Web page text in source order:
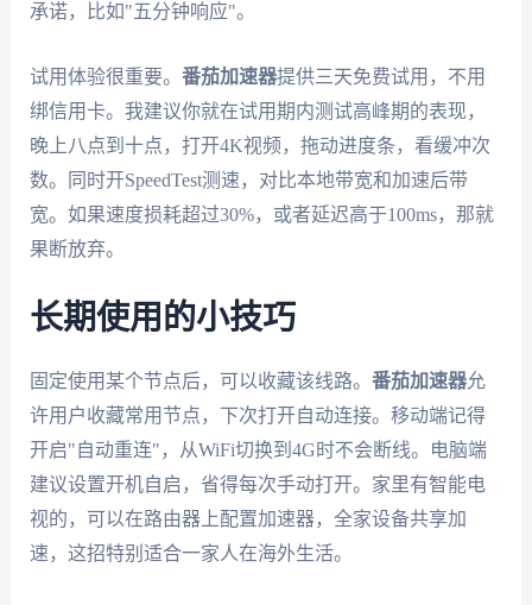
承诺，比如"五分钟响应"。
试用体验很重要。 番茄加速器提供三天免费试用，不用
绑信用卡。我建议你就在试用期内测试高峰期的表现，
晚上八点到十点，打开4K视频，拖动进度条，看缓冲次
数。同时开SpeedTest测速，对比本地带宽和加速后带
宽。如果速度损耗超过30%，或者延迟高于100ms，那就
果断放弃。
长期使用的小技巧
固定使用某个节点后，可以收藏该线路。 番茄加速器允
许用户收藏常用节点，下次打开自动连接。移动端记得
开启"自动重连"，从WiFi切换到4G时不会断线。电脑端
建议设置开机自启，省得每次手动打开。家里有智能电
视的，可以在路由器上配置加速器，全家设备共享加
速，这招特别适合一家人在海外生活。